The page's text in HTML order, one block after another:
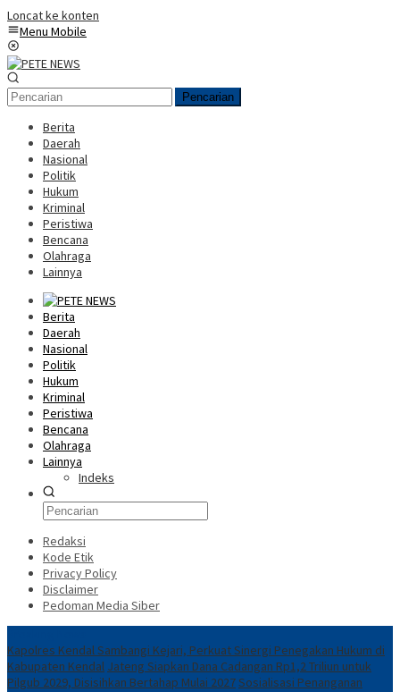
Loncat ke konten
Menu Mobile
Pencarian
Berita
Daerah
Nasional
Politik
Hukum
Kriminal
Peristiwa
Bencana
Olahraga
Lainnya
Berita
Daerah
Nasional
Politik
Hukum
Kriminal
Peristiwa
Bencana
Olahraga
Lainnya
Indeks
Redaksi
Kode Etik
Privacy Policy
Disclaimer
Pedoman Media Siber
Kapolres Kendal Sambangi Kejari, Perkuat Sinergi Penegakan Hukum di
Kabupaten Kendal Jateng Siapkan Dana Cadangan Rp1,2 Triliun untuk
Pilgub 2029, Disisihkan Bertahap Mulai 2027Sosialisasi Penanganan